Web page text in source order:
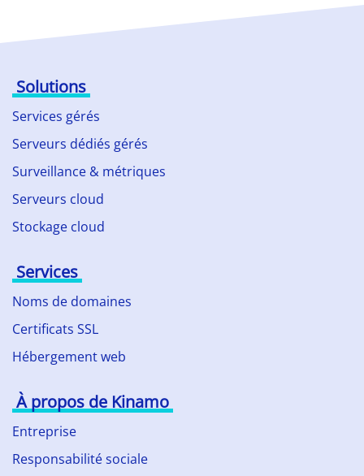
Solutions
Services gérés
Serveurs dédiés gérés
Surveillance & métriques
Serveurs cloud
Stockage cloud
Services
Noms de domaines
Certificats SSL
Hébergement web
À propos de Kinamo
Entreprise
Responsabilité sociale